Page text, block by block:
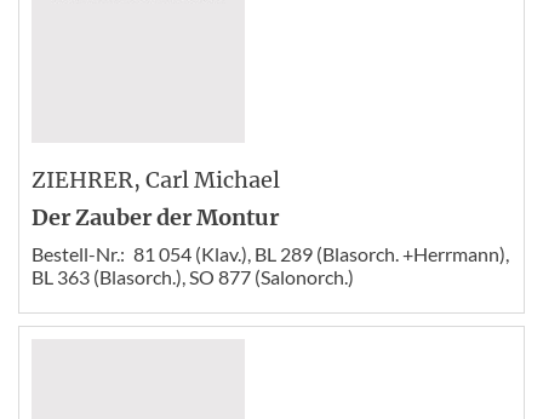
ZIEHRER, Carl Michael
Der Zauber der Montur
Bestell-Nr.: 81 054 (Klav.), BL 289 (Blasorch. +Herrmann),
BL 363 (Blasorch.), SO 877 (Salonorch.)